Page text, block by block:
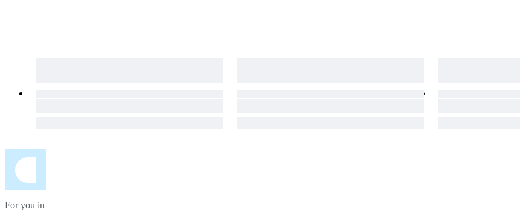
For you in